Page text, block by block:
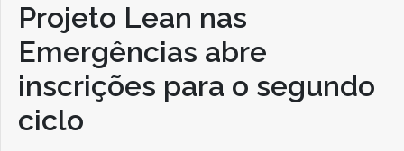
Projeto Lean nas
Emergências abre
inscrições para o segundo
ciclo